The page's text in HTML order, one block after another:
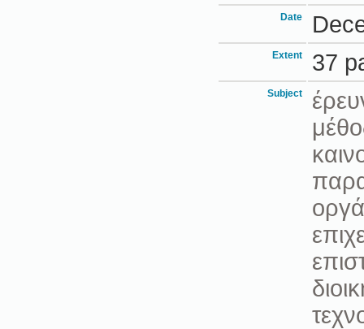
Date
Extent 37
Subject